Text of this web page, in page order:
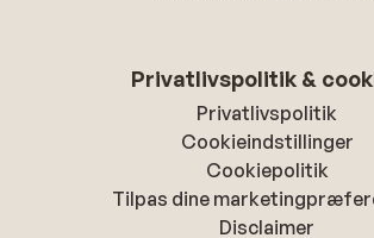
Privatlivspolitik &
Privatlivspolitik
Cookieindstillinger
Cookiepolitik
Tilpas dine
Disclaimer